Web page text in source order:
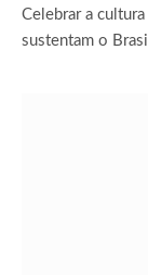
Celebrar a
sustentam o